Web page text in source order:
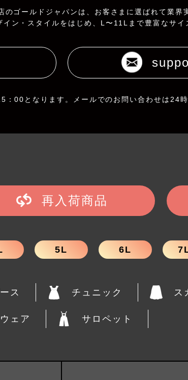
ゴールドジャパンは、お客さまに選ばれて業界
ン・スタイルをはじめ、L〜11Lまで豊富なサイ
00となります。メールでのお問い合わせは24時
再入荷商品
5L 6L
ス チュニック ス
ェア サロペット